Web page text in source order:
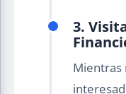
3.
Mientras